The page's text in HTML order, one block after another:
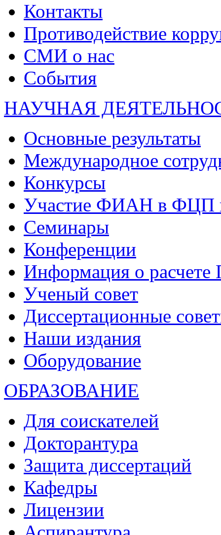
Контакты
Противодействие
СМИ о нас
События
НАУЧНАЯ
Основные результаты
Международное
Конкурсы
Участие ФИАН в ФЦП
Семинары
Конференции
Информация о
Ученый совет
Диссертационные
Наши издания
Оборудование
ОБРАЗОВАНИЕ
Для соискателей
Докторантура
Защита диссертаций
Кафедры
Лицензии